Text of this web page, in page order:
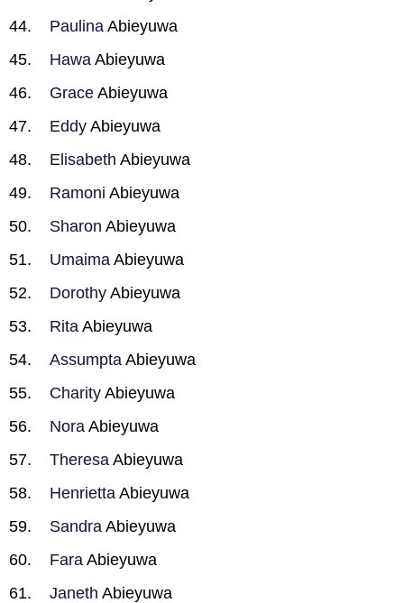
Paulina Abieyuwa
Hawa Abieyuwa
Grace Abieyuwa
Eddy Abieyuwa
Elisabeth Abieyuwa
Ramoni Abieyuwa
Sharon Abieyuwa
Umaima Abieyuwa
Dorothy Abieyuwa
Rita Abieyuwa
Assumpta Abieyuwa
Charity Abieyuwa
Nora Abieyuwa
Theresa Abieyuwa
Henrietta Abieyuwa
Sandra Abieyuwa
Fara Abieyuwa
Janeth Abieyuwa